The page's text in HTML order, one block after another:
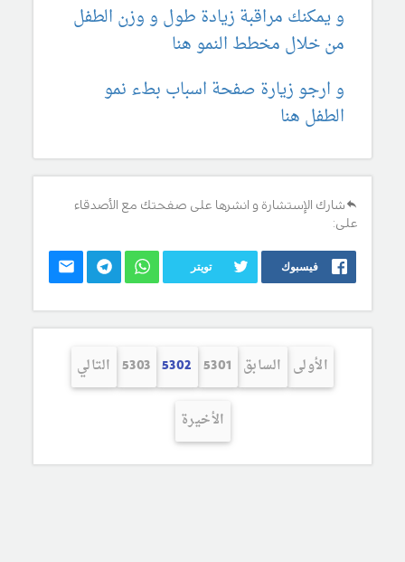
و يمكنك مراقبة زيادة طول و وزن الطفل
من خلال مخطط النمو هنا
و ارجو زيارة صفحة اسباب بطء نمو
الطفل هنا
شارك الإستشارة و انشرها على صفحتك مع الأصدقاء
على:
فيسبوك تويتر
الأولى السابق 5301
5302
5303 التالي
الأخيرة